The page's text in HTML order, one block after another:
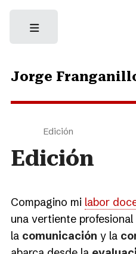
Jorge
Edición
Edición
Compagino mi labor
una vertiente
la comunicación y la